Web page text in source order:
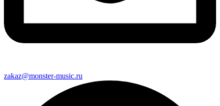
zakaz@monster-music.ru